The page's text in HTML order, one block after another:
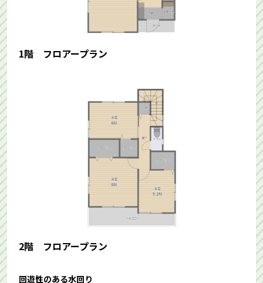
1階 フロアープラン
2階 フロアープラン
回遊性のある水回り